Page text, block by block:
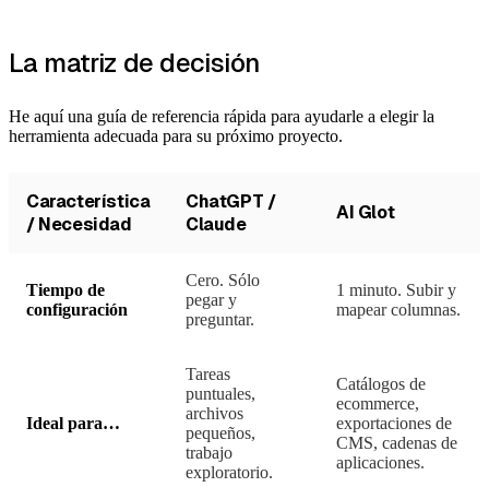
La matriz de decisión
He aquí una guía de referencia rápida para ayudarle a elegir la
herramienta adecuada para su próximo proyecto.
Característica
/ Necesidad
ChatGPT /
Claude
AI Glot
Tiempo de
configuración
Cero. Sólo
pegar y
preguntar.
1 minuto. Subir y
mapear columnas.
Ideal para…
Tareas
puntuales,
archivos
pequeños,
trabajo
exploratorio.
Catálogos de
ecommerce,
exportaciones de
CMS, cadenas de
aplicaciones.